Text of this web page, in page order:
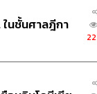
อกาสเกิดขึ้นได้ไม่
ละเปลี่ยนภาพที่ส
ละนั่นก็คือความเสี่
นมาแบบ ‘ฟองสบู่
นว่าเราควรจะล
นชั้นศาลฎีกา